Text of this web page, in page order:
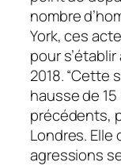
nombre
York, ces
pour
2018.“Cette
hausse de 15
précédents,
Londres. Elle
agressions